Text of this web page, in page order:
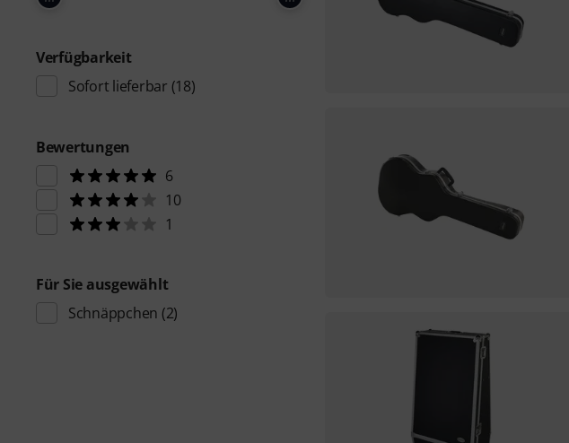
Verfügbarkeit
Sofort lieferbar (18)
Bewertungen
6
10
1
Für Sie ausgewählt
Schnäppchen (2)